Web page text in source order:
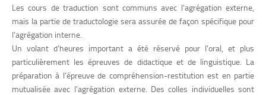
Les cours de traduction sont communs avec l’agrégation externe,
mais la partie de traductologie sera assurée de façon spécifique pour
l’agrégation interne.
Un volant d’heures important a été réservé pour l’oral, et plus
particulièrement les épreuves de didactique et de linguistique. La
préparation à l’épreuve de compréhension-restitution est en partie
mutualisée avec l’agrégation externe. Des colles individuelles sont